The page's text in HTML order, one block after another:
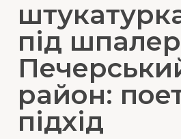
під
район:
підхід